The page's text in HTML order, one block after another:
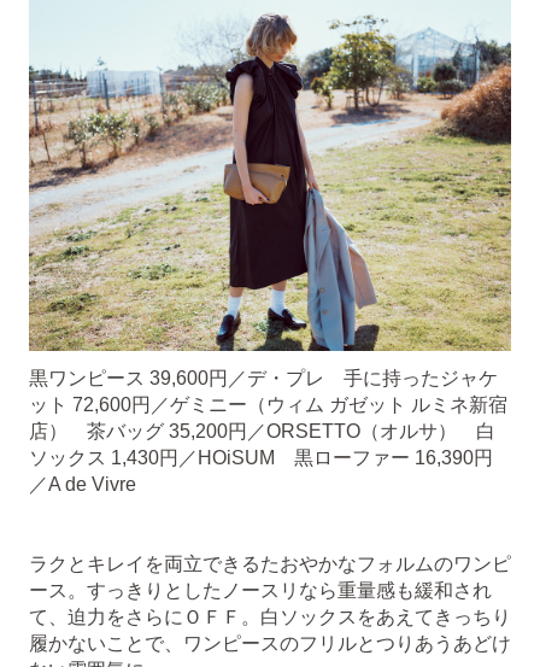
黒ワンピース 39,600円／デ・プレ 手に持ったジャケ
ット 72,600円／ゲミニー（ウィム ガゼット ルミネ新宿
店） 茶バッグ 35,200円／ORSETTO（オルサ） 白
ソックス 1,430円／HOiSUM 黒ローファー 16,390円
／A de Vivre
ラクとキレイを両立できるたおやかなフォルムのワンピ
ース。すっきりとしたノースリなら重量感も緩和され
て、迫力をさらにＯＦＦ。白ソックスをあえてきっちり
履かないことで、ワンピースのフリルとつりあうあどけ